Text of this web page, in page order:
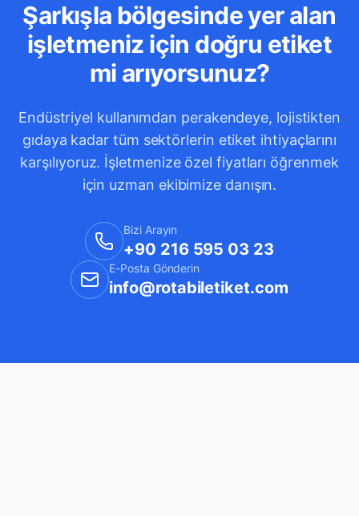
Şarkışla bölgesinde yer alan
işletmeniz için doğru etiket
mi arıyorsunuz?
Endüstriyel kullanımdan perakendeye, lojistikten
gıdaya kadar tüm sektörlerin etiket ihtiyaçlarını
karşılıyoruz. İşletmenize özel fiyatları öğrenmek
için uzman ekibimize danışın.
Bizi Arayın
+90 216 595 03 23
E-Posta Gönderin
info@rotabiletiket.com